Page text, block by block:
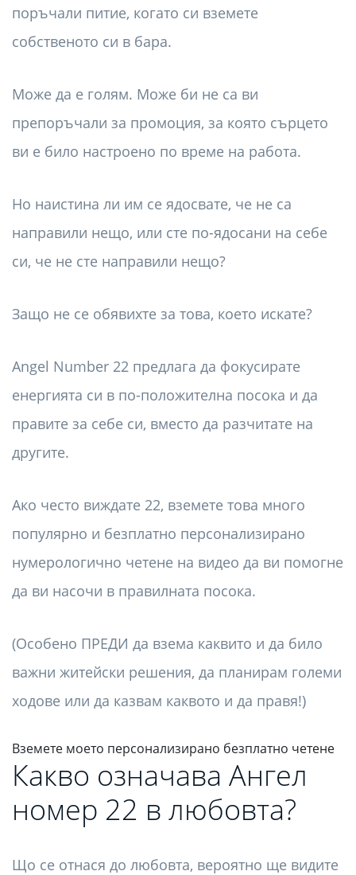
поръчали питие, когато си вземете
собственото си в бара.
Може да е голям. Може би не са ви
препоръчали за промоция, за която сърцето
ви е било настроено по време на работа.
Но наистина ли им се ядосвате, че не са
направили нещо, или сте по-ядосани на себе
си, че не сте направили нещо?
Защо не се обявихте за това, което искате?
Angel Number 22 предлага да фокусирате
енергията си в по-положителна посока и да
правите за себе си, вместо да разчитате на
другите.
Ако често виждате 22, вземете това много
популярно и безплатно персонализирано
нумерологично четене на видео да ви помогне
да ви насочи в правилната посока.
(Особено ПРЕДИ да взема каквито и да било
важни житейски решения, да планирам големи
ходове или да казвам каквото и да правя!)
Вземете моето персонализирано безплатно четене
Какво означава Ангел
номер 22 в любовта?
Що се отнася до любовта, вероятно ще видите